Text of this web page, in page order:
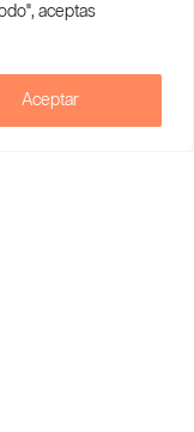
aceptas
Aceptar